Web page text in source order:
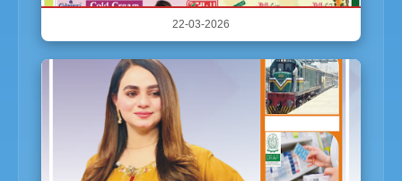
22-03-2026